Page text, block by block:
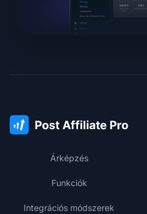
Árképzés
Funkciók
Integrációs módszerek